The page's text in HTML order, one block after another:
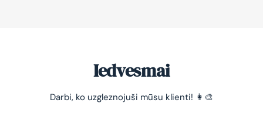
Iedvesmai
Darbi, ko uzgleznojuši mūsu klienti! 👩‍🎨